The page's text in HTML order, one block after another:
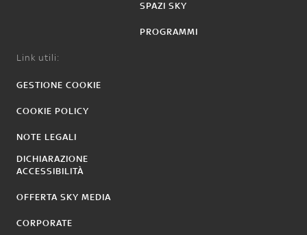
SPAZI SKY
PROGRAMMI
Link utili:
GESTIONE COOKIE
COOKIE POLICY
NOTE LEGALI
DICHIARAZIONE
ACCESSIBILITÀ
OFFERTA SKY MEDIA
CORPORATE